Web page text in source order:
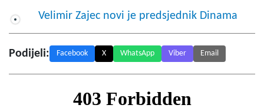
Velimir Zajec novi je predsjednik Dinama
Podijeli: Facebook X WhatsApp Viber Email